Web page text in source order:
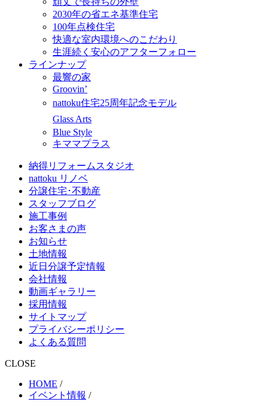
2030年の省エネ基準住宅
100年点検住宅
快適な室内環境へのこだわり
生涯続く安心のアフターフォロー
ラインナップ
最響の家
Groovin’
nattoku住宅25周年記念モデル
Glass Arts
Blue Style
キママプラス
納得リフォームスタジオ
nattoku リノベ
分譲住宅･不動産
スタッフブログ
施工事例
お客さまの声
お知らせ
土地情報
近日分譲予定情報
会社情報
動画ギャラリー
採用情報
サイトマップ
プライバシーポリシー
よくある質問
CLOSE
HOME /
イベント情報 /